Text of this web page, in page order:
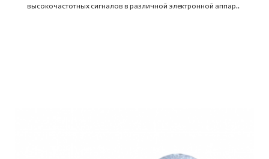
высокочастотных сигналов в различной электронной аппар..